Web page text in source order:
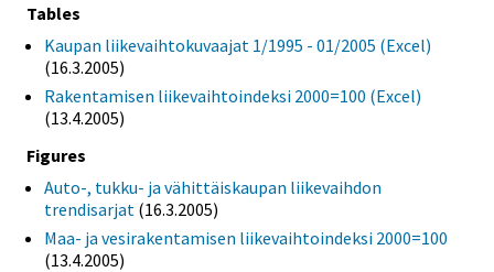
Tables
Kaupan liikevaihtokuvaajat 1/1995 - 01/2005 (Excel)
(16.3.2005)
Rakentamisen liikevaihtoindeksi 2000=100 (Excel)
(13.4.2005)
Figures
Auto-, tukku- ja vähittäiskaupan liikevaihdon
trendisarjat (16.3.2005)
Maa- ja vesirakentamisen liikevaihtoindeksi 2000=100
(13.4.2005)